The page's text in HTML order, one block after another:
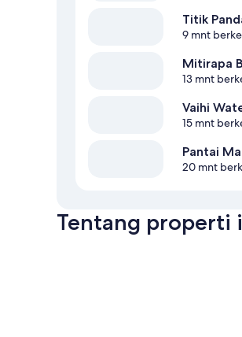
Titik
9 mnt
Mitirapa
13 mnt
Vaihi
15 mnt
Pantai
20 mnt
Tentang properti